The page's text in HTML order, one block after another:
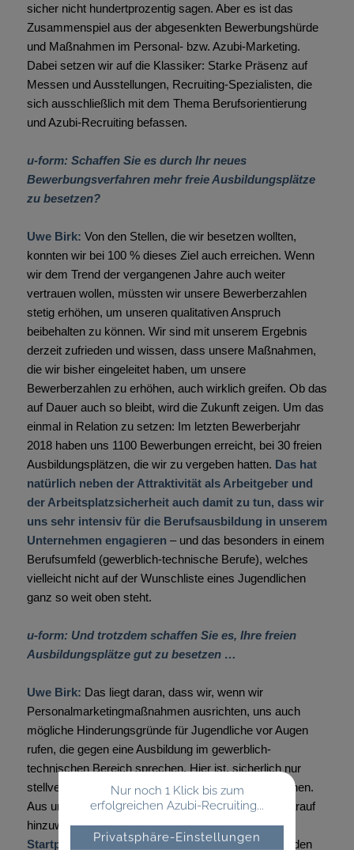
sicher nicht hundertprozentig sagen. Aber es ist das
Zusammenspiel aus der abgesenkten Bewerbungshürde
und Maßnahmen im Personal- bzw. Azubi-Marketing.
Dabei setzen wir auf die Klassiker: Starke Präsenz auf
Messen und Ausstellungen, Recruiting-Spezialisten, die
sich ausschließlich mit dem Thema Berufsorientierung
und Azubi-Recruiting befassen.
u-form: Schaffen Sie es durch Ihr neues
Bewerbungsverfahren mehr freie Ausbildungsplätze
zu besetzen?
Uwe Birk: Von den Stellen, die wir besetzen wollten,
konnten wir bei 100 % dieses Ziel auch erreichen. Wenn
wir dem Trend der vergangenen Jahre auch weiter
vertrauen wollen, müssten wir unsere Bewerberzahlen
stetig erhöhen, um unseren qualitativen Anspruch
beibehalten zu können. Wir sind mit unserem Ergebnis
derzeit zufrieden und wissen, dass unsere Maßnahmen,
die wir bisher eingeleitet haben, um unsere
Bewerberzahlen zu erhöhen, auch wirklich greifen. Ob das
auf Dauer auch so bleibt, wird die Zukunft zeigen. Um das
einmal in Relation zu setzen: Im letzten Bewerberjahr
2018 haben uns 1100 Bewerbungen erreicht, bei 30 freien
Ausbildungsplätzen, die wir zu vergeben hatten. Das hat
natürlich neben der Attraktivität als Arbeitgeber und
der Arbeitsplatzsicherheit auch damit zu tun, dass wir
uns sehr intensiv für die Berufsausbildung in unserem
Unternehmen engagieren– und das besonders in einem
Berufsumfeld (gewerblich-technische Berufe), welches
vielleicht nicht auf der Wunschliste eines Jugendlichen
ganz so weit oben steht.
u-form: Und trotzdem schaffen Sie es, Ihre freien
Ausbildungsplätze gut zu besetzen …
Uwe Birk: Das liegt daran, dass wir, wenn wir
Personalmarketingmaßnahmen ausrichten, uns auch
mögliche Hinderungsgründe für Jugendliche vor Augen
rufen, die gegen eine Ausbildung im gewerblich-
technischen Bereich sprechen. Hier ist, sicherlich nur
stellvertretend, der vielfache Studienwunsch zu nennen.
Aus unserer Sicht ist es sinnvoll, schon frühzeitig darauf
hinzuweisen, dasseine Berufsausbildung ein
Startpunkt im Berufsleben sein kann. Wir verwenden
Nur noch 1 Klick bis zum
erfolgreichen Azubi-Recruiting...
Privatsphäre-Einstellungen